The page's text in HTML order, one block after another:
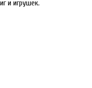
и игрушек.